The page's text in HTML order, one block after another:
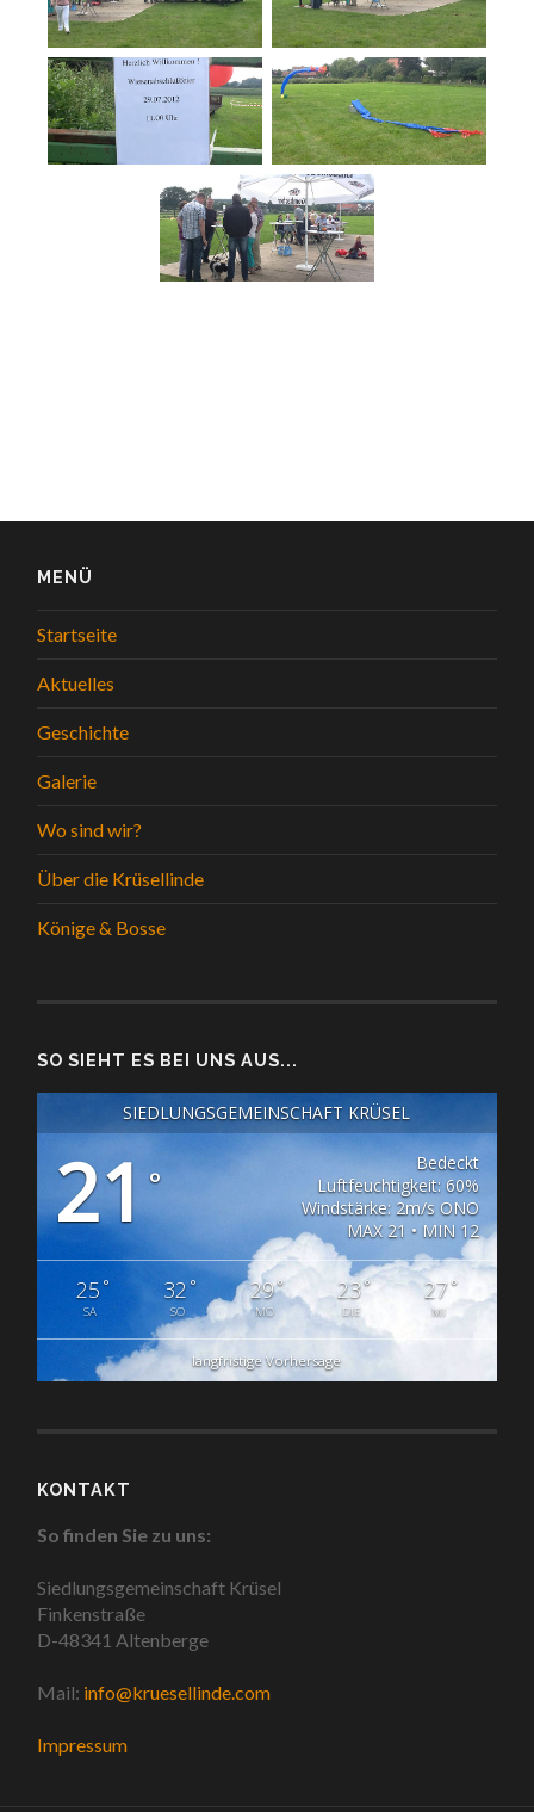
MENÜ
Startseite
Aktuelles
Geschichte
Galerie
Wo sind wir?
Über die Krüsellinde
Könige & Bosse
SO SIEHT ES BEI UNS AUS...
SIEDLUNGSGEMEINSCHAFT KRÜSEL
21°
Bedeckt
Luftfeuchtigkeit: 60%
Windstärke: 2m/s ONO
MAX 21 • MIN 12
25°
SA
32 °
SO
29°
MO
23°
DIE
27°
MI
langfristige Vorhersage
KONTAKT
So finden Sie zu uns:
Siedlungsgemeinschaft Krüsel
Finkenstraße
D-48341 Altenberge
Mail: info@kruesellinde.com
Impressum